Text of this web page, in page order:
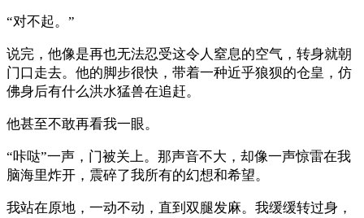
“对不起。”
说完，他像是再也无法忍受这令人窒息的空气，转身就朝
门口走去。他的脚步很快，带着一种近乎狼狈的仓皇，仿
佛身后有什么洪水猛兽在追赶。
他甚至不敢再看我一眼。
“咔哒”一声，门被关上。那声音不大，却像一声惊雷在我
脑海里炸开，震碎了我所有的幻想和希望。
我站在原地，一动不动，直到双腿发麻。我缓缓转过身，